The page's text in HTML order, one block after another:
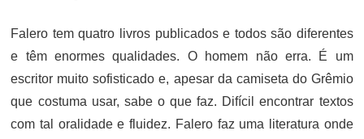
Falero tem quatro livros publicados e todos são diferentes
e têm enormes qualidades. O homem não erra. É um
escritor muito sofisticado e, apesar da camiseta do Grêmio
que costuma usar, sabe o que faz. Difícil encontrar textos
com tal oralidade e fluidez. Falero faz uma literatura onde